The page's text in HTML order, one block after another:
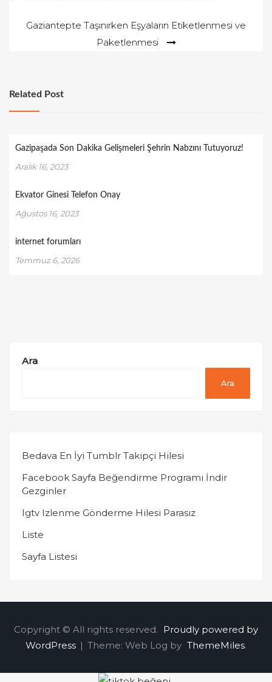
Gaziantepte Taşınırken Eşyaların Etiketlenmesi ve
Paketlenmesi
Related Post
Gazipaşada Son Dakika Gelişmeleri Şehrin Nabzını Tutuyoruz!
Aralık 16, 2023
Ekvator Ginesi Telefon Onay
Ağustos 16, 2023
internet forumları
Temmuz 6, 2026
Ara
Ara
Bedava En İyi Tumblr Takipçi Hilesi
Facebook Sayfa Beğendirme Programı İndir
Gezginler
Igtv Izlenme Gönderme Hilesi Parasız
Liste
Sayfa Listesi
Copyright © All rights reserved. Proudly powered by
WordPress | Theme: Web Log by ThemeMiles.